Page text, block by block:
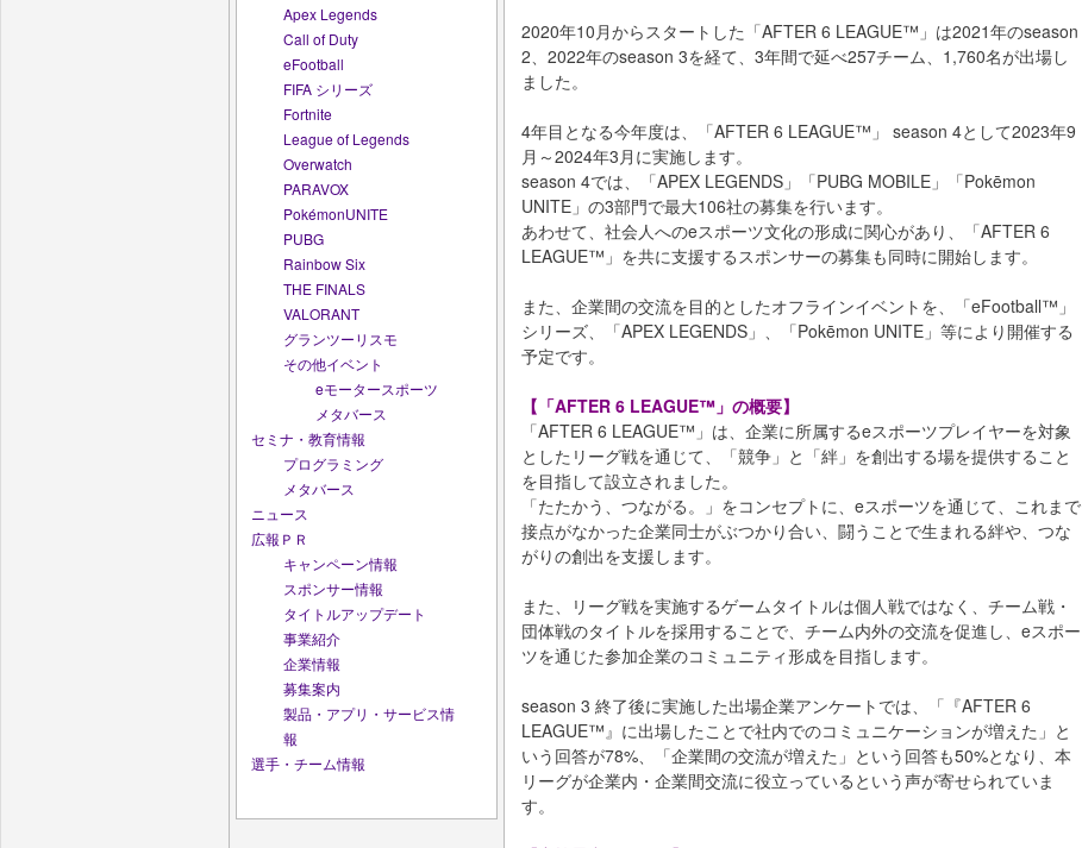
Apex Legends
Call of Duty
eFootball
FIFA シリーズ
Fortnite
League of Legends
Overwatch
PARAVOX
PokémonUNITE
PUBG
Rainbow Six
THE FINALS
VALORANT
グランツーリスモ
その他イベント
eモータースポーツ
メタバース
セミナ・教育情報
プログラミング
メタバース
ニュース
広報ＰＲ
キャンペーン情報
スポンサー情報
タイトルアップデート
事業紹介
企業情報
募集案内
製品・アプリ・サービス情
報
選手・チーム情報
2020年10月からスタートした「AFTER 6 LEAGUE™」は2021年のseason
2、2022年のseason 3を経て、3年間で延べ257チーム、1,760名が出場し
ました。
4年目となる今年度は、「AFTER 6 LEAGUE™」 season 4として2023年9
月～2024年3月に実施します。
season 4では、「APEX LEGENDS」「PUBG MOBILE」「Pokēmon
UNITE」の3部門で最大106社の募集を行います。
あわせて、社会人へのeスポーツ文化の形成に関心があり、「AFTER 6
LEAGUE™」を共に支援するスポンサーの募集も同時に開始します。
また、企業間の交流を目的としたオフラインイベントを、「eFootball™」
シリーズ、「APEX LEGENDS」、「Pokēmon UNITE」等により開催する
予定です。
【「AFTER 6 LEAGUE™」の概要】
「AFTER 6 LEAGUE™」は、企業に所属するeスポーツプレイヤーを対象
としたリーグ戦を通じて、「競争」と「絆」を創出する場を提供すること
を目指して設立されました。
「たたかう、つながる。」をコンセプトに、eスポーツを通じて、これまで
接点がなかった企業同士がぶつかり合い、闘うことで生まれる絆や、つな
がりの創出を支援します。
また、リーグ戦を実施するゲームタイトルは個人戦ではなく、チーム戦・
団体戦のタイトルを採用することで、チーム内外の交流を促進し、eスポー
ツを通じた参加企業のコミュニティ形成を目指します。
season 3 終了後に実施した出場企業アンケートでは、「『AFTER 6
LEAGUE™』に出場したことで社内でのコミュニケーションが増えた」と
いう回答が78%、「企業間の交流が増えた」という回答も50%となり、本
リーグが企業内・企業間交流に役立っているという声が寄せられていま
す。